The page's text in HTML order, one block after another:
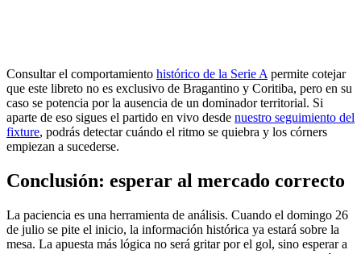
Consultar el comportamiento histórico de la Serie A permite cotejar
que este libreto no es exclusivo de Bragantino y Coritiba, pero en su
caso se potencia por la ausencia de un dominador territorial. Si
aparte de eso sigues el partido en vivo desde nuestro seguimiento del
fixture, podrás detectar cuándo el ritmo se quiebra y los córners
empiezan a sucederse.
Conclusión: esperar al mercado correcto
La paciencia es una herramienta de análisis. Cuando el domingo 26
de julio se pite el inicio, la información histórica ya estará sobre la
mesa. La apuesta más lógica no será gritar por el gol, sino esperar a